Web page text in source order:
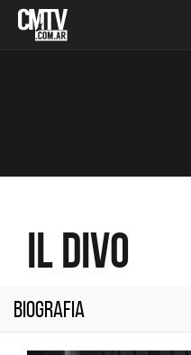
Il Divo
Biografia